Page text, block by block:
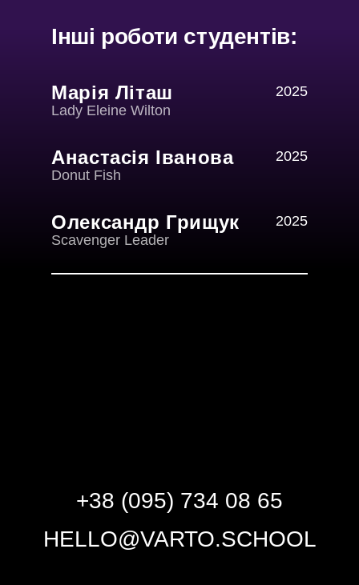
Інші роботи студентів:
Марія Літаш
2025
Lady Eleine Wilton
Анастасія Іванова
2025
Donut Fish
Олександр Грищук
2025
Scavenger Leader
+38 (095) 734 08 65
HELLO@VARTO.SCHOOL